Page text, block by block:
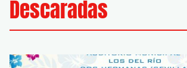
Descaradas